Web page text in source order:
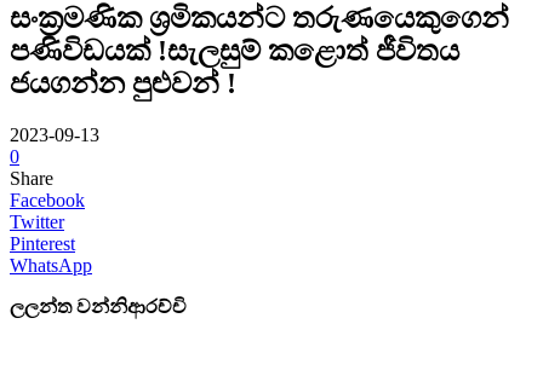
සංක්‍රමණික ශ්‍රමිකයන්ට තරුණයෙකුගෙන්
පණිවිඩයක් !සැලසුම් කළොත් ජීවිතය
ජයගන්න පුළුවන් !
2023-09-13
0
Share
Facebook
Twitter
Pinterest
WhatsApp
ලලන්ත වන්නිආරච්චි